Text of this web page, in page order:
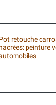
Pot retouche
nacrées: peinture